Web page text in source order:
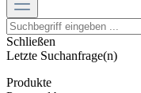
Schließen
Letzte Suchanfrage(n)
Produkte